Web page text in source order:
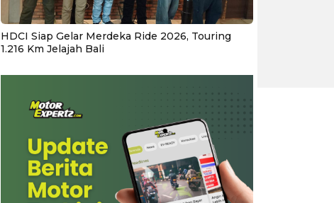
HDCI Siap Gelar Merdeka Ride 2026, Touring
1.216 Km Jelajah Bali